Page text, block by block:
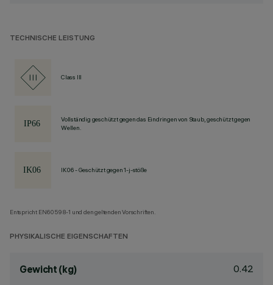
TECHNISCHE LEISTUNG
Class III
Vollständig geschützt gegen das Eindringen von Staub, geschützt gegen
Wellen.
IK06 - Geschützt gegen 1-j-stöße
Entspricht EN60598-1 und den geltenden Vorschriften.
PHYSIKALISCHE EIGENSCHAFTEN
Gewicht (kg) 0.42